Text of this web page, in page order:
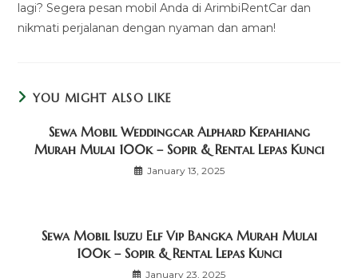
lagi? Segera pesan mobil Anda di ArimbiRentCar dan
nikmati perjalanan dengan nyaman dan aman!
YOU MIGHT ALSO LIKE
Sewa Mobil Weddingcar Alphard Kepahiang
Murah Mulai 100k – Sopir & Rental Lepas Kunci
January 13, 2025
Sewa Mobil Isuzu Elf Vip Bangka Murah Mulai
100k – Sopir & Rental Lepas Kunci
January 23, 2025